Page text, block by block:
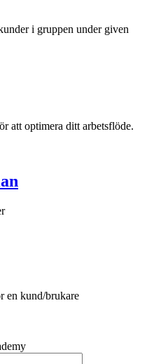
i gruppen under given
att optimera ditt arbetsflöde.
en kund/brukare